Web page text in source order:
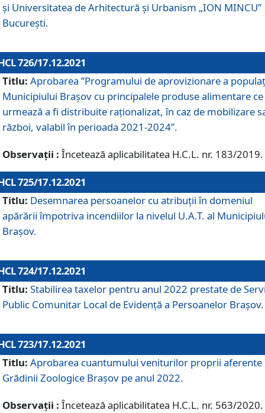
și Universitatea de Arhitectură și Urbanism „ION MINCU”
București.
726/17.12.2021
Titlu: Aprobarea ”Programului de aprovizionare a
Municipiului Braşov cu principalele produse alimentare ce
urmează a fi distribuite raționalizat, în caz de mobilizare
război, valabil în perioada 2021-2024”.
Observații : Încetează aplicabilitatea H.C.L. nr. 183/2019.
725/17.12.2021
Titlu: Desemnarea persoanelor cu atribuții în domeniul
apărării împotriva incendiilor la nivelul U.A.T. al
Brașov.
724/17.12.2021
Titlu: Stabilirea taxelor pentru anul 2022 prestate de
Public Comunitar Local de Evidență a Persoanelor Braşov.
723/17.12.2021
Titlu: Aprobarea cuantumului veniturilor proprii aferente
Grădinii Zoologice Braşov pe anul 2022.
Observații : Încetează aplicabilitatea H.C.L. nr. 563/2020.